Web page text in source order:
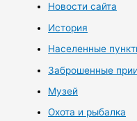
Новости сайта
История
Населенные
Заброшенные
Музей
Охота и рыбалка